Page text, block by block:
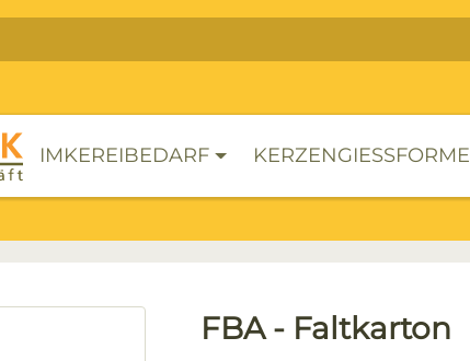
IMKEREIBEDARF KERZENGIESSFORMEN
FBA - Faltkarton